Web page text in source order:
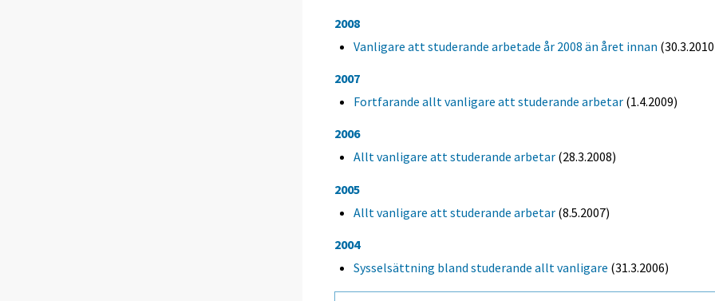
2008
Vanligare att studerande arbetade år 2008 än året innan
2007
Fortfarande allt vanligare att studerande arbetar (1.4.2009)
2006
Allt vanligare att studerande arbetar (28.3.2008)
2005
Allt vanligare att studerande arbetar (8.5.2007)
2004
Sysselsättning bland studerande allt vanligare (31.3.2006)